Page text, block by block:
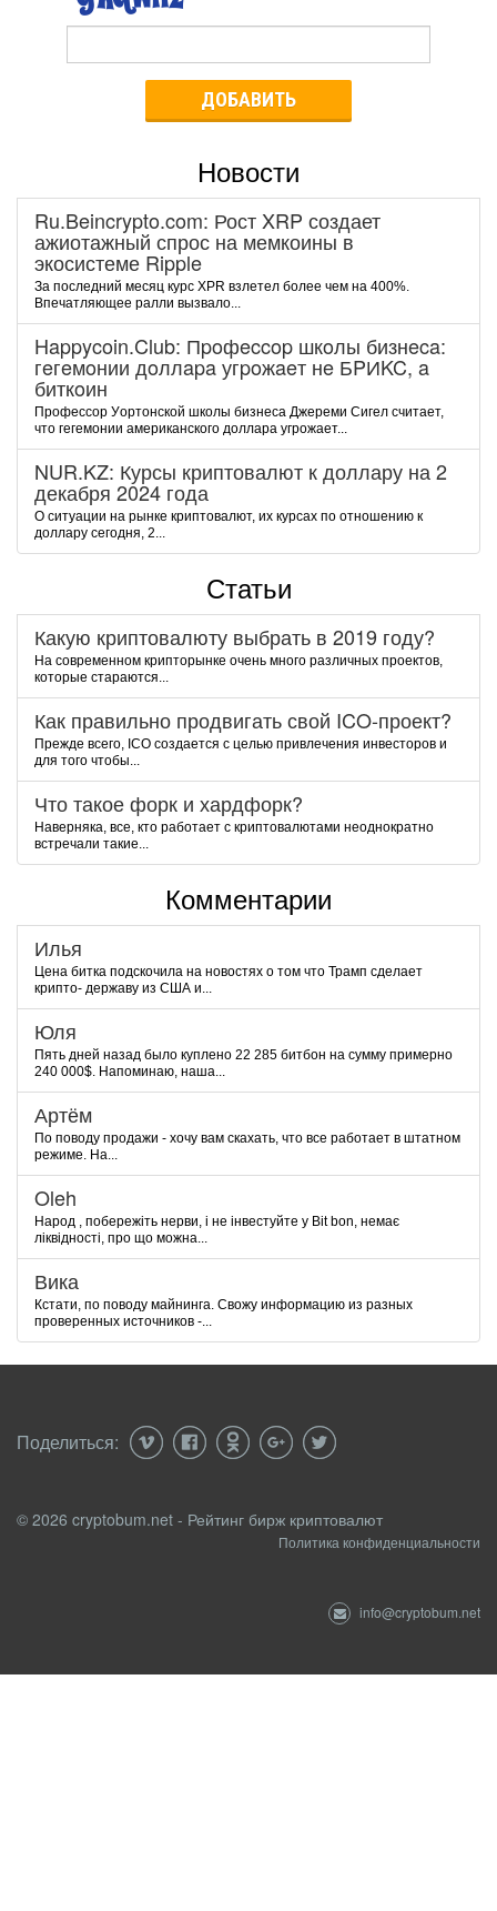
ДОБАВИТЬ
Новости
Ru.Beincrypto.com: Рост XRP создает
ажиотажный спрос на мемкоины в
экосистеме Ripple
За последний месяц курс XPR взлетел более чем на 400%.
Впечатляющее ралли вызвало...
Happycoin.Club: Пpoфeccop шкoлы бизнeca:
гeгeмoнии дoллapa угpoжaeт нe БPИKC, a
биткoин
Пpoфeccop Уopтoнcкoй шкoлы бизнeca Джepeми Cигeл cчитaeт,
чтo гeгeмoнии aмepикaнcкoгo дoллapa угpoжaeт...
NUR.KZ: Курсы криптовалют к доллару на 2
декабря 2024 года
О ситуации на рынке криптовалют, их курсах по отношению к
доллару сегодня, 2...
Статьи
Какую криптовалюту выбрать в 2019 году?
На современном крипторынке очень много различных проектов,
которые стараются...
Как правильно продвигать свой ICO-проект?
Прежде всего, ICO создается с целью привлечения инвесторов и
для того чтобы...
Что такое форк и хардфорк?
Наверняка, все, кто работает с криптовалютами неоднократно
встречали такие...
Комментарии
Илья
Цена битка подскочила на новостях о том что Трамп сделает
крипто- державу из США и...
Юля
Пять дней назад было куплено 22 285 битбон на сумму примерно
240 000$. Напоминаю, наша...
Артём
По поводу продажи - хочу вам скахать, что все работает в штатном
режиме. На...
Oleh
Народ , побережіть нерви, і не інвестуйте у Bit bon, немає
ліквідності, про що можна...
Вика
Кстати, по поводу майнинга. Свожу информацию из разных
проверенных источников -...
Поделиться:
© 2026 cryptobum.net - Рейтинг бирж криптовалют
Политика конфиденциальности
info@cryptobum.net